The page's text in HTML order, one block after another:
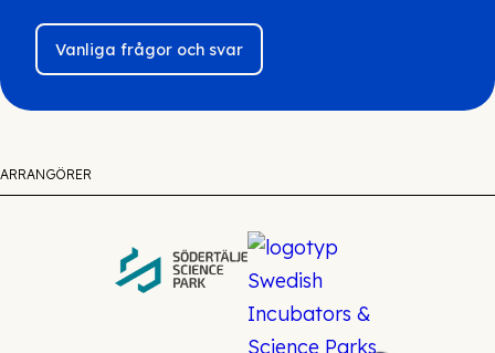
Vanliga frågor och svar
ARRANGÖRER